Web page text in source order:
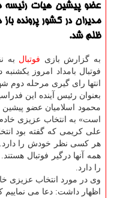
عضو پیشین هیات رئیسه
مدیران در کشور پرونده
ظلم شد.
به گزارش بازی فوتبال به
فوتبال بامداد امروز
بعنوان رئیس آینده این
محمود اسلامیان عضو پیشین
است» به انتخاب عزیزی
علی کریمی که گفته بود
همه آنها درگیر فوتبال
را دارد.
وی در مورد انتخاب عزیزی
اظهار داشت: دعا می نماییم